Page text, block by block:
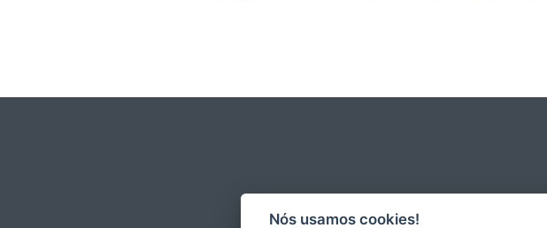
Nós usamos cookies!